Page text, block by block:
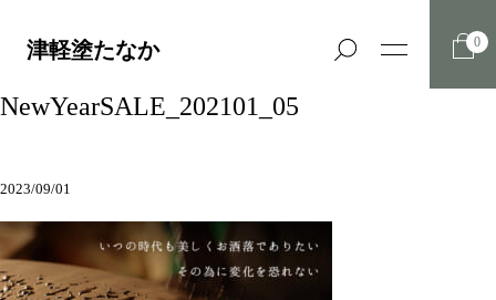
津軽塗たなか 0
NewYearSALE_202101_05
2023/09/01